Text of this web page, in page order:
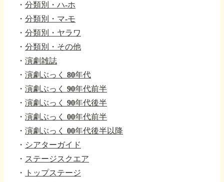
・ 分類別・ハ-ホ
・ 分類別・マ-モ
・ 分類別・ヤラワ
・ 分類別・その他
・ 演劇雑誌
・ 演劇ぶっく 80年代
・ 演劇ぶっく 90年代前半
・ 演劇ぶっく 90年代後半
・ 演劇ぶっく 00年代前半
・ 演劇ぶっく 00年代後半以降
・ シアターガイド
・ ステージスクエア
・
トップステージ